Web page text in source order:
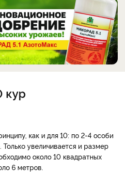
кур
как и для 10: по 2-4 особи
увеличивается и размер
около 10 квадратных
6 метров.